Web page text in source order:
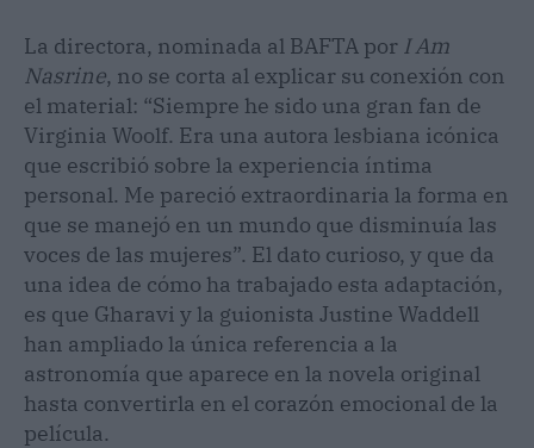
La directora, nominada al BAFTA por I Am
Nasrine, no se corta al explicar su conexión con
el material: “Siempre he sido una gran fan de
Virginia Woolf. Era una autora lesbiana icónica
que escribió sobre la experiencia íntima
personal. Me pareció extraordinaria la forma en
que se manejó en un mundo que disminuía las
voces de las mujeres”. El dato curioso, y que da
una idea de cómo ha trabajado esta adaptación,
es que Gharavi y la guionista Justine Waddell
han ampliado la única referencia a la
astronomía que aparece en la novela original
hasta convertirla en el corazón emocional de la
película.